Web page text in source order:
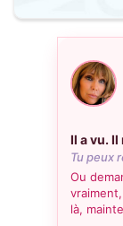
Il a vu. Il
Tu peux
Ou
vraiment,
là,